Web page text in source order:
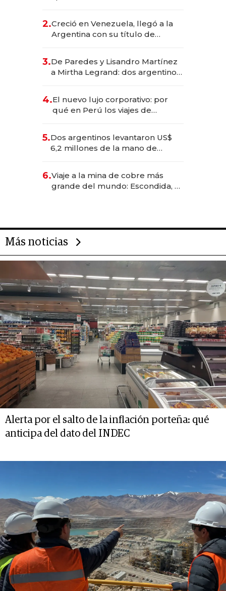
2.Creció en Venezuela, llegó a la
Argentina con su título de
las marcas "fast premium"
3.De Paredes y Lisandro Martínez
a Mirtha Legrand: dos argentinos
4.El nuevo lujo corporativo: por
qué en Perú los viajes de
para convertirse en experiencias
transformadoras
5.Dos argentinos levantaron US$
6,2 millones de la mano de
6.Viaje a la mina de cobre más
grande del mundo: Escondida, el
Más noticias
Alerta por el salto de la inflación porteña: qué
anticipa del dato del INDEC